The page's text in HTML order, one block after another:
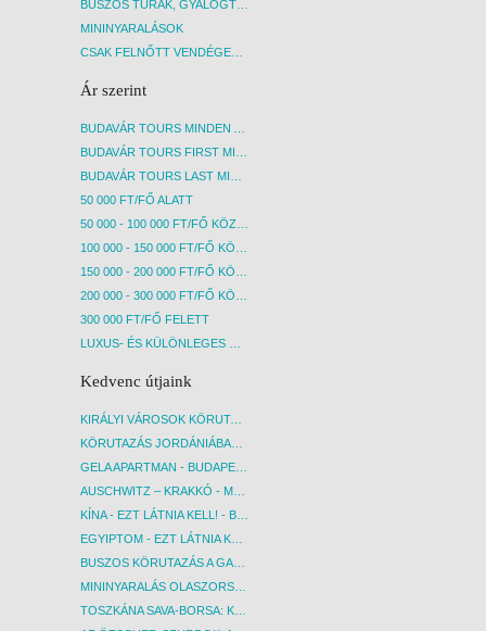
MININYARALÁSOK
Ár szerint
50 000 FT/FŐ ALATT
300 000 FT/FŐ FELETT
Kedvenc útjaink
KIRÁLYI VÁROSOK KÖRUTAZÁS KÖZVETLEN REPÜLŐJÁRATTAL - BUDAPEST, REPÜLŐ